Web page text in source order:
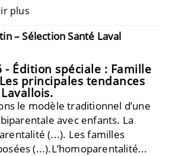
plus
– Sélection Santé Laval
- Édition spéciale : Famille
principales tendances
le modèle traditionnel d’une
avec enfants. La
(...). Les familles
(...).L’homoparentalité...